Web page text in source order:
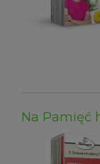
Na Pamięć